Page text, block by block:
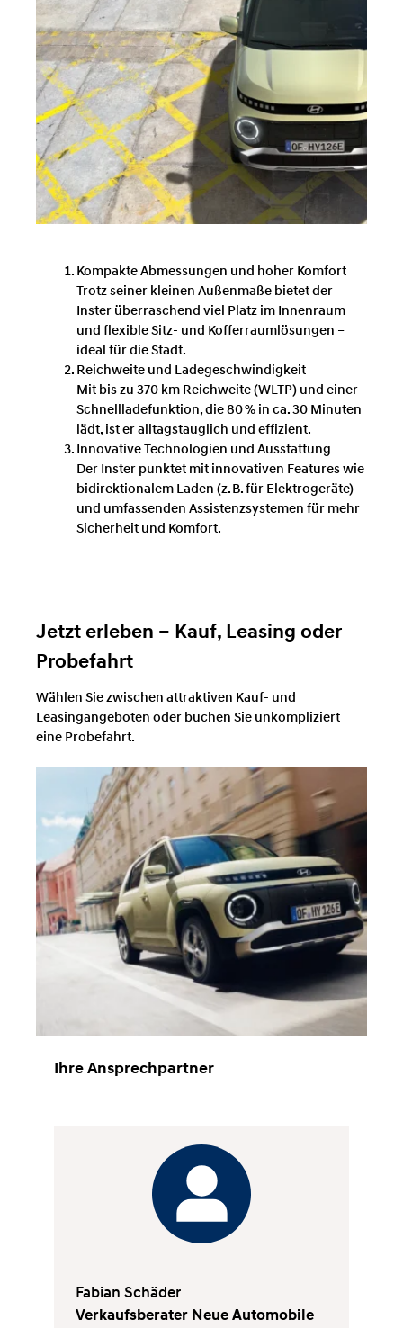
Kompakte Abmessungen und hoher Komfort
Trotz seiner kleinen Außenmaße bietet der
Inster überraschend viel Platz im Innenraum
und flexible Sitz- und Kofferraumlösungen –
ideal für die Stadt.
Reichweite und Ladegeschwindigkeit
Mit bis zu 370 km Reichweite (WLTP) und einer
Schnellladefunktion, die 80 % in ca. 30 Minuten
lädt, ist er alltagstauglich und effizient.
Innovative Technologien und Ausstattung
Der Inster punktet mit innovativen Features wie
bidirektionalem Laden (z. B. für Elektrogeräte)
und umfassenden Assistenzsystemen für mehr
Sicherheit und Komfort.
Jetzt erleben – Kauf, Leasing oder
Probefahrt
Wählen Sie zwischen attraktiven Kauf- und
Leasingangeboten oder buchen Sie unkompliziert
eine Probefahrt.
Ihre Ansprechpartner
Fabian Schäder
Verkaufsberater Neue Automobile